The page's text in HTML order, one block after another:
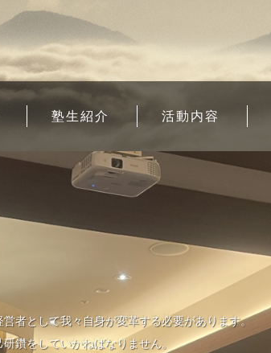
塾生紹介 活動内容
者として我々自身が変革する必要があります。
鑽をしていかねばなりません。